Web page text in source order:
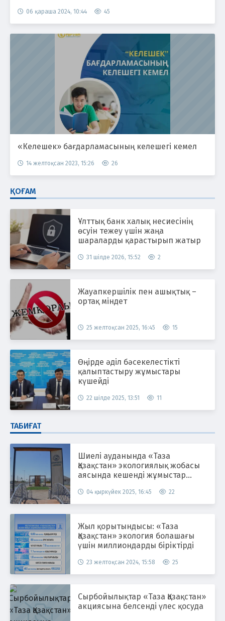
06 қараша 2024, 10:44 45
«Келешек» бағдарламасының келешегі кемел
14 желтоқсан 2023, 15:26 26
ҚОҒАМ
Ұлттық банк халық несиесінің
өсуін тежеу үшін жаңа
шараларды қарастырып жатыр
31 шілде 2026, 15:52 2
Жауапкершілік пен ашықтық –
ортақ міндет
25 желтоқсан 2025, 16:45 15
Өңірде әділ бәсекелестікті
қалыптастыру жұмыстары
күшейді
22 шілде 2025, 13:51 11
ТАБИҒАТ
Шиелі ауданында «Таза
Қазақстан» экологиялық жобасы
аясында кешенді жұмыстар
04 қыркүйек 2025, 16:45 22
Жыл қорытындысы: «Таза
Қазақстан» экология болашағы
үшін миллиондарды біріктірді
23 желтоқсан 2024, 15:58 25
Сырбойылықтар «Таза Қазақстан»
акциясына белсенді үлес қосуда